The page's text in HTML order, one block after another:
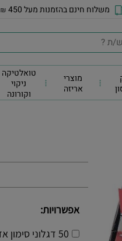
משלוח חינם בהזמנות מעל 450 ₪
מוצרי
אריזה
טואלטיקה
ניקוי
וקורונה
אפשרויות:
50 דגלוני סימון אדומים 680-1 במעמד